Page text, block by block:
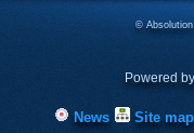
©
Powered by
News Site map